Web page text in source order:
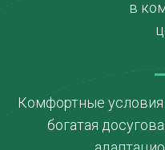
в
Комфортные
богатая